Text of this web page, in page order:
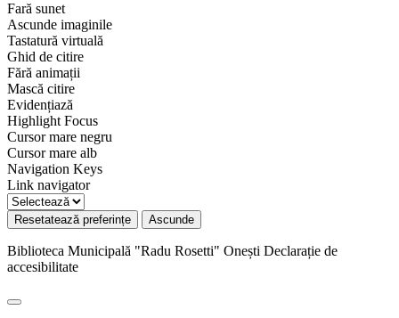
Fară sunet
Ascunde imaginile
Tastatură virtuală
Ghid de citire
Fără animații
Mască citire
Evidențiază
Highlight Focus
Cursor mare negru
Cursor mare alb
Navigation Keys
Link navigator
Resetatează preferințe Ascunde
Biblioteca Municipală "Radu Rosetti" Onești Declarație de
accesibilitate